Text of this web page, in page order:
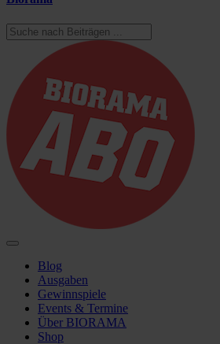
Blog
Ausgaben
Gewinnspiele
Events & Termine
Über BIORAMA
Shop